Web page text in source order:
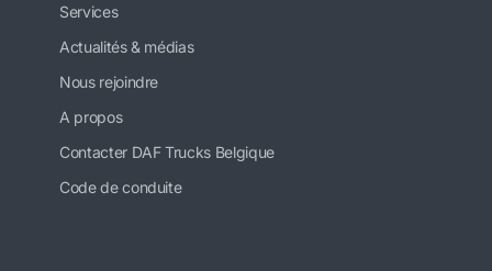
Services
Actualités & médias
Nous rejoindre
A propos
Contacter DAF Trucks Belgique
Code de conduite